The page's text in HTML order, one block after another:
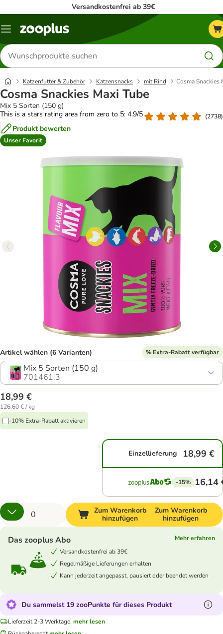
Versandkostenfrei ab 39€
Menü
Produkte
suchen
Katzenfutter & Zubehör Katzensnacks mit Rind Cosma Snackies
Cosma Snackies Maxi Tube
Mix 5 Sorten (150 g)
This is a stars rating area from zero to 5: 4.9/5
(2738)
Produkt bewerten
Unser Favorit
Artikel wählen (6 Varianten) % Extra-Rabatt verfügbar
Mix 5 Sorten (150 g)
701461.3
18,99 €
126,60 € / kg
-10% Extra-Rabatt aktivieren
Einzellieferung 18,99 €
-15% 16,14
Zum Warenkorb
hinzufügen
Zum Warenkorb
hinzufügen
Das zooplus Abo
Mehr erfahren
Versandkostenfrei ab 39€
Regelmäßige Lieferungen erhalten
Kann jederzeit angepasst, pausiert oder beendet werden
Du sammelst 19 zooPunkte für dieses Produkt
Lieferzeit 2-3 Werktage. mehr lesen